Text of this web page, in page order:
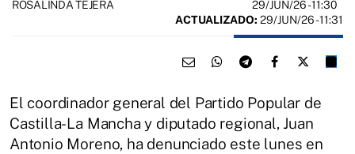
ROSALINDA TEJERA 29/JUN/26- 11:30
ACTUALIZADO: 29/JUN/26 - 11:31
El coordinador general del Partido Popular de
Castilla-La Mancha y diputado regional, Juan
Antonio Moreno, ha denunciado este lunes en